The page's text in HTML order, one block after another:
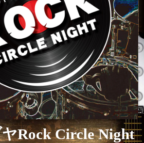
Rock Circle Night